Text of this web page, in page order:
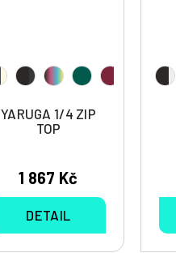
YARUGA 1/4 ZIP
TOP
1 867 Kč
DETAIL